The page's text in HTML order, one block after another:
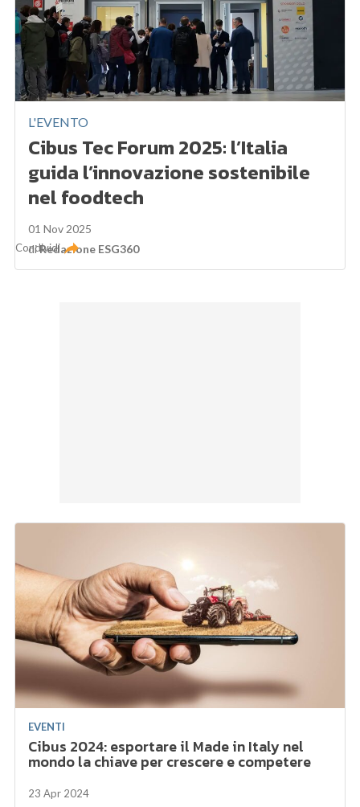
L'EVENTO
Cibus Tec Forum 2025: l’Italia
guida l’innovazione sostenibile
nel foodtech
01 Nov 2025
diRedazione ESG360
Condividi
EVENTI
Cibus 2024: esportare il Made in Italy nel
mondo la chiave per crescere e competere
23 Apr 2024